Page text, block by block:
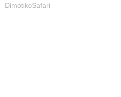
DimotikoSafari